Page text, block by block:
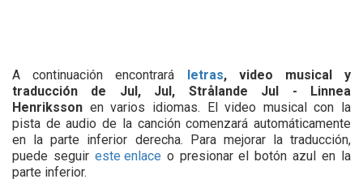
A continuación encontrará letras, video musical y
traducción de Jul, Jul, Strålande Jul - Linnea
Henriksson en varios idiomas. El video musical con la
pista de audio de la canción comenzará automáticamente
en la parte inferior derecha. Para mejorar la traducción,
puede seguir este enlace o presionar el botón azul en la
parte inferior.